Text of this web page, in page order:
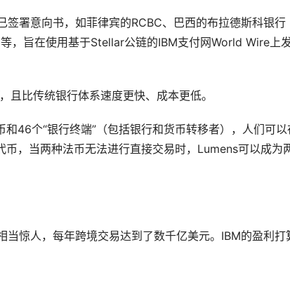
署意向书，如菲律宾的RCBC、巴西的布拉德斯科银行
，旨在使用基于Stellar公链的IBM支付网World Wire上
比传统银行体系速度更快、成本更低。
46个“银行终端”（包括银行和货币转移者），人们可以
，当两种法币无法进行直接交易时，Lumens可以成为
惊人，每年跨境交易达到了数千亿美元。IBM的盈利打